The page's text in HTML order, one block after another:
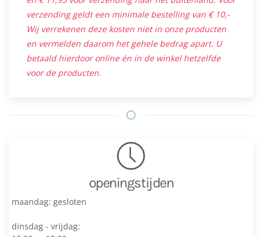
verzending geldt een minimale bestelling van € 10,-
Wij verrekenen deze kosten niet in onze producten
en vermelden daarom het gehele bedrag apart. U
betaald hierdoor online én in de winkel hetzelfde
voor de producten.
openingstijden
maandag: gesloten
dinsdag - vrijdag: